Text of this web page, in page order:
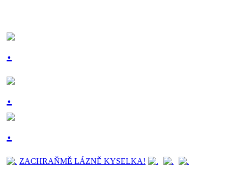
ZACHRAŇMĚ LÁZNĚ KYSELKA!